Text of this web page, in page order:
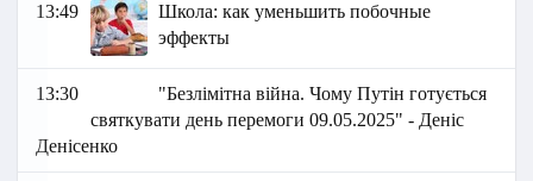
13:49
Школа: как уменьшить побочные
эффекты
13:30
"Безлімітна війна. Чому Путін готується
святкувати день перемоги 09.05.2025" - Деніс
Денісенко